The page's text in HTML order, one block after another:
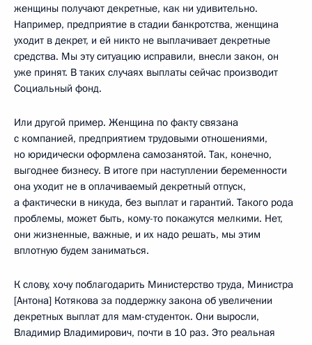
женщины получают декретные, как ни удивительно.
Например, предприятие в стадии банкротства, женщина
уходит в декрет, и ей никто не выплачивает декретные
средства. Мы эту ситуацию исправили, внесли закон, он
уже принят. В таких случаях выплаты сейчас производит
Социальный фонд.
Или другой пример. Женщина по факту связана
с компанией, предприятием трудовыми отношениями,
но юридически оформлена самозанятой. Так, конечно,
выгоднее бизнесу. В итоге при наступлении беременности
она уходит не в оплачиваемый декретный отпуск,
а фактически в никуда, без выплат и гарантий. Такого рода
проблемы, может быть, кому-то покажутся мелкими. Нет,
они жизненные, важные, и их надо решать, мы этим
вплотную будем заниматься.
К слову, хочу поблагодарить Министерство труда, Министра
[Антона] Котякова за поддержку закона об увеличении
декретных выплат для мам-студенток. Они выросли,
Владимир Владимирович, почти в 10 раз. Это реальная